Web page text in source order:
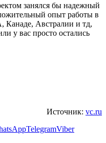
занялся бы надежный
опыт работы в
Канаде, Австралии и тд,
у вас просто остались
Источник: vc.ru
TelegramViber